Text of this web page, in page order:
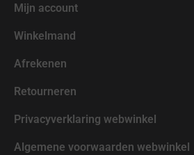
Mijn account
Winkelmand
Afrekenen
Retourneren
Privacyverklaring webwinkel
Algemene voorwaarden webwinkel